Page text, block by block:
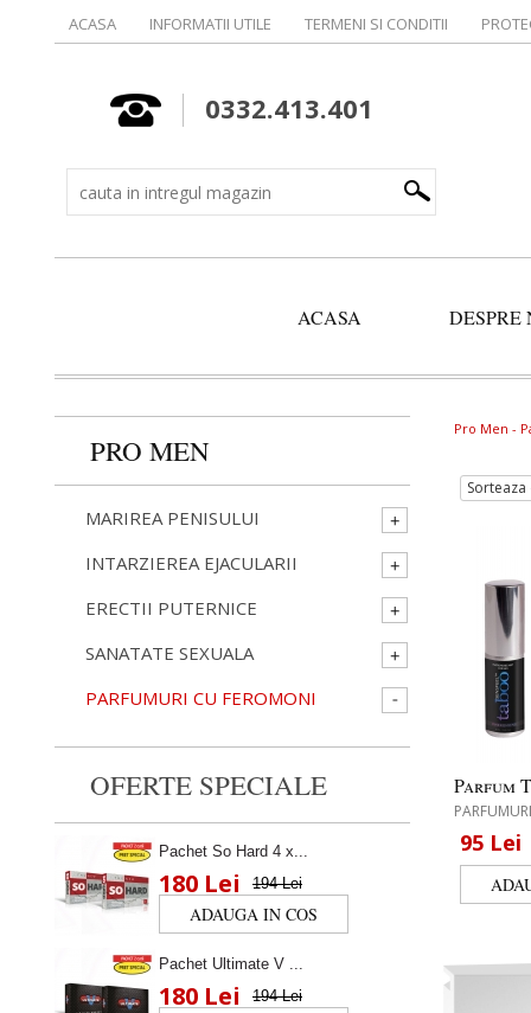
ACASA INFORMATII UTILE TERMENI SI CONDITII
0332.413.401
ACASA DESPRE
Pro Men -
Parfum
95 Lei
PRO MEN
MARIREA PENISULUI
INTARZIEREA EJACULARII
ERECTII PUTERNICE
SANATATE SEXUALA
PARFUMURI CU FEROMONI
OFERTE SPECIALE
Pachet So Hard 4 x...
180 Lei 194 Lei
Pachet Ultimate V ...
180 Lei 194 Lei